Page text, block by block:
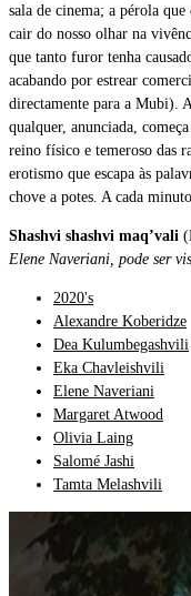
sala de cinema; a pérola
cair do nosso olhar na
que tanto furor tenha
acabando por estrear
directamente para a Mubi).
qualquer, anunciada,
reino físico e temeroso das
erotismo que escapa às
chove a potes. A cada
Shashvi shashvi maq’vali
Elene Naveriani, pode ser
2020's
Alexandre Koberidze
Dea Kulumbegashvili
Eka Chavleishvili
Elene Naveriani
Margaret Atwood
Olivia Laing
Salomé Jashi
Tamta Melashvili